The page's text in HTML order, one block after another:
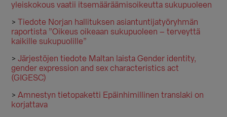
yleiskokous vaatii itsemääräämisoikeutta sukupuoleen
>
Tiedote Norjan hallituksen asiantuntijatyöryhmän
raportista ”Oikeus oikeaan sukupuoleen – terveyttä
kaikille sukupuolille”
>Järjestöjen tiedote Maltan laista Gender identity,
gender expression and sex characteristics act
(GIGESC)
>Amnestyn tietopaketti Epäinhimillinen translaki on
korjattava